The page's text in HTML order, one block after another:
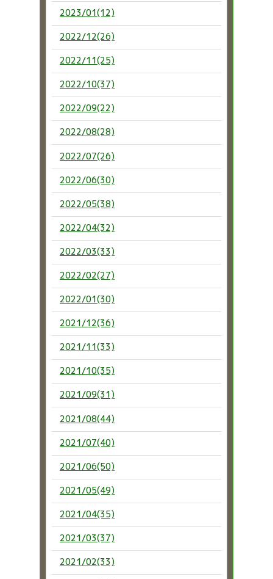
2023/01(12)
2022/12(26)
2022/11(25)
2022/10(37)
2022/09(22)
2022/08(28)
2022/07(26)
2022/06(30)
2022/05(38)
2022/04(32)
2022/03(33)
2022/02(27)
2022/01(30)
2021/12(36)
2021/11(33)
2021/10(35)
2021/09(31)
2021/08(44)
2021/07(40)
2021/06(50)
2021/05(49)
2021/04(35)
2021/03(37)
2021/02(33)